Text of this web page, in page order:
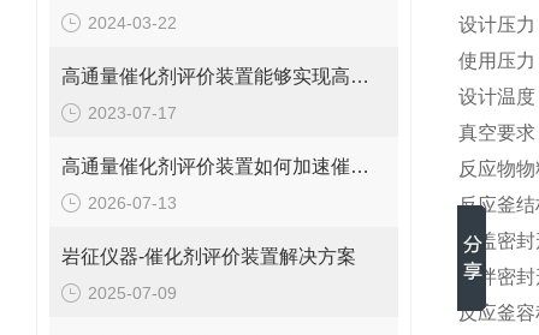
2024-03-22
高通量催化剂评价装置能够实现高通量测试和全面表征
2023-07-17
高通量催化剂评价装置如何加速催化剂筛选进程？
2026-07-13
岩征仪器-催化剂评价装置解决方案
2025-07-09
设计压力
使用压力
设计温度
真空要
反应物
反应釜
釜盖密
搅拌密
反应釜